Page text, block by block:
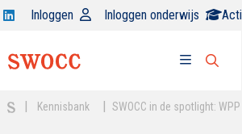
Open
op
Inloggen Inloggen onderwijs
menu
Open
Kennisbank SWOCC in de spotlight: